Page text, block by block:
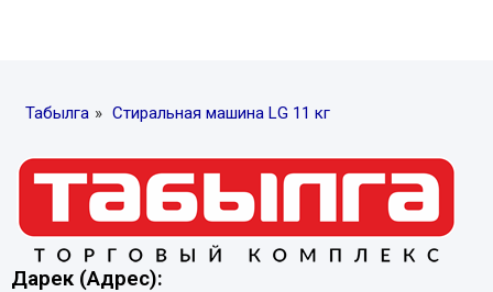
Табылга » Стиральная машина LG 11 кг
Дарек (Адрес):